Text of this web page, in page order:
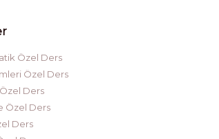
Özel Ders
Özel Ders
Ders
Özel Ders
Ders